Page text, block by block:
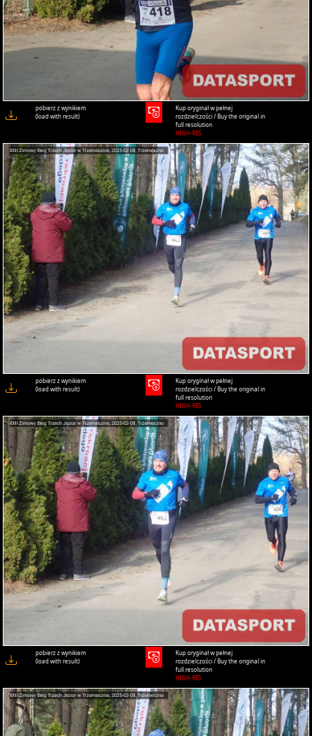
pobierz z wynikiem
(load with result)
Kup oryginał w pełnej
rozdzielczości / Buy the original in
full resolution
HIGH-RES
pobierz z wynikiem
(load with result)
Kup oryginał w pełnej
rozdzielczości / Buy the original in
full resolution
HIGH-RES
pobierz z wynikiem
(load with result)
Kup oryginał w pełnej
rozdzielczości / Buy the original in
full resolution
HIGH-RES